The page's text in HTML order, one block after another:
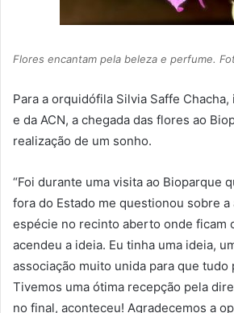
Flores encantam pela beleza e perfume.
Para a orquidófila Silvia Saffe
e da ACN, a chegada das flores ao
realização de um sonho.
“Foi durante uma visita ao Bioparque
fora do Estado me questionou sobre a
espécie no recinto aberto onde ficam
acendeu a ideia. Eu tinha uma ideia,
associação muito unida para que tudo
Tivemos uma ótima recepção pela
no final, aconteceu! Agradecemos a